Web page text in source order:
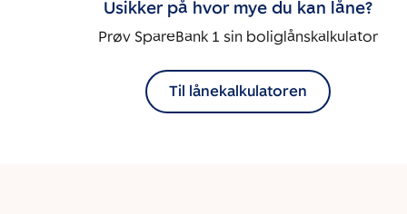
Usikker på hvor mye du kan låne?
Prøv SpareBank 1 sin boliglånskalkulator
Til lånekalkulatoren